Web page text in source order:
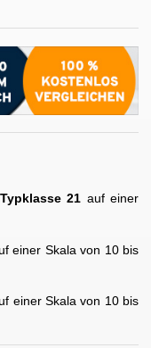
Typklasse 21 auf einer
einer Skala von 10 bis
einer Skala von 10 bis